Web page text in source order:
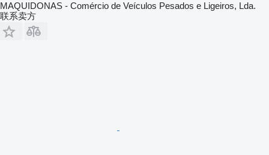
MAQUIDONAS - Comércio de Veículos Pesados e Ligeiros, Lda.
联系卖方